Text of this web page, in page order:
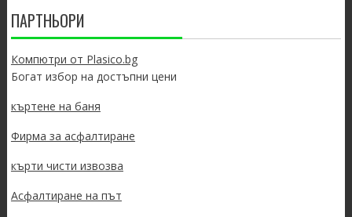
ПАРТНЬОРИ
Компютри от Plasico.bg
Богат избор на достъпни цени
къртене на баня
Фирма за асфалтиране
кърти чисти извозва
Асфалтиране на път